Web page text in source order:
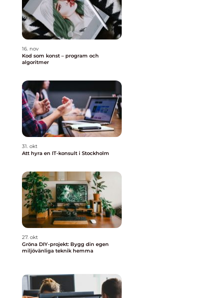
16. nov
Kod som konst – program och
algoritmer
31. okt
Att hyra en IT-konsult i Stockholm
27. okt
Gröna DIY-projekt: Bygg din egen
miljövänliga teknik hemma